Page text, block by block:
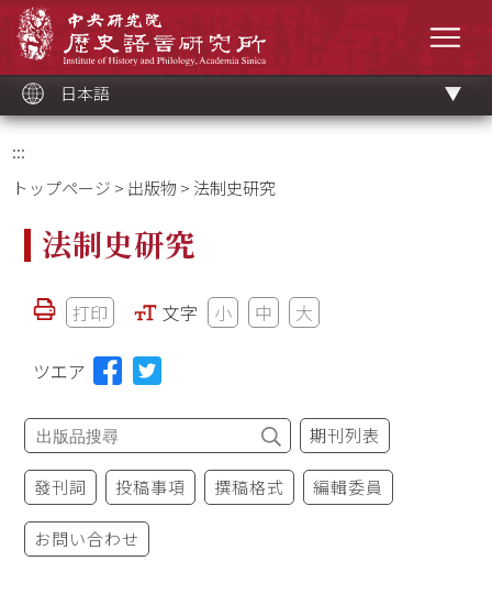
ッ
ク
日本語
:::
トップページ > 出版物 > 法制史研究
法制史研究
打印 文字 小 中 大
ツエア
期刊列表
發刊詞 投稿事項 撰稿格式 編輯委員
お問い合わせ